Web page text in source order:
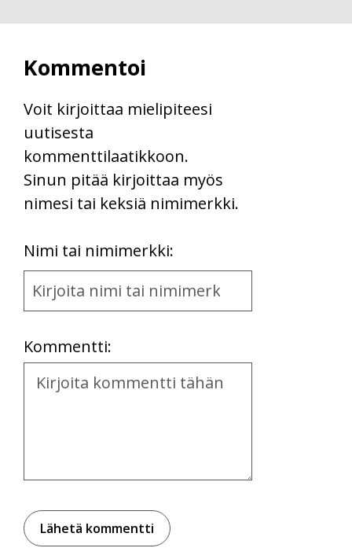
Kommentoi
Voit kirjoittaa mielipiteesi
uutisesta
kommenttilaatikkoon.
Sinun pitää kirjoittaa myös
nimesi tai keksiä nimimerkki.
Nimi tai nimimerkki:
Name
and
Kommentti:
Kommentti